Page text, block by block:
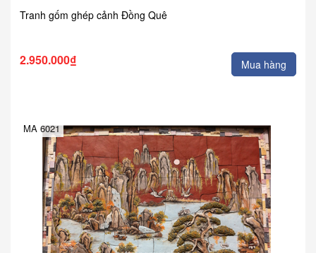
Tranh gốm ghép cảnh Đồng Quê
2.950.000₫ Mua hàng
MA 6021